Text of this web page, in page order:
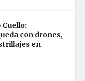
con drones,
en